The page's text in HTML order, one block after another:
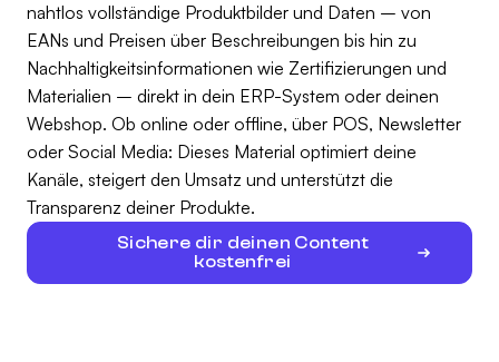
nahtlos vollständige Produktbilder und Daten – von
EANs und Preisen über Beschreibungen bis hin zu
Nachhaltigkeitsinformationen wie Zertifizierungen und
Materialien – direkt in dein ERP-System oder deinen
Webshop. Ob online oder offline, über POS, Newsletter
oder Social Media: Dieses Material optimiert deine
Kanäle, steigert den Umsatz und unterstützt die
Transparenz deiner Produkte.
Sichere dir deinen Content
kostenfrei